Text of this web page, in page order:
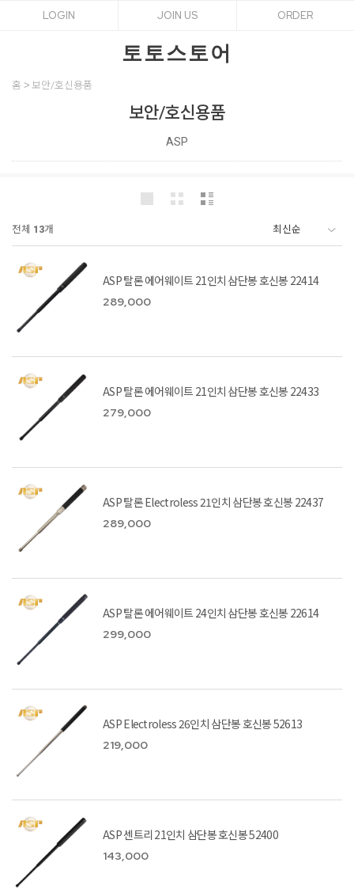
LOGIN JOIN US ORDER
토토스토어
홈 보안/호신용품
보안/호신용품
ASP
전체 13개
ASP 탈론 에어웨이트 21인치 삼단봉 호신봉 22414
289,000
ASP 탈론 에어웨이트 21인치 삼단봉 호신봉 22433
279,000
ASP 탈론 Electroless 21인치 삼단봉 호신봉 22437
289,000
ASP 탈론 에어웨이트 24인치 삼단봉 호신봉 22614
299,000
ASP Electroless 26인치 삼단봉 호신봉 52613
219,000
ASP 센트리 21인치 삼단봉 호신봉 52400
143,000